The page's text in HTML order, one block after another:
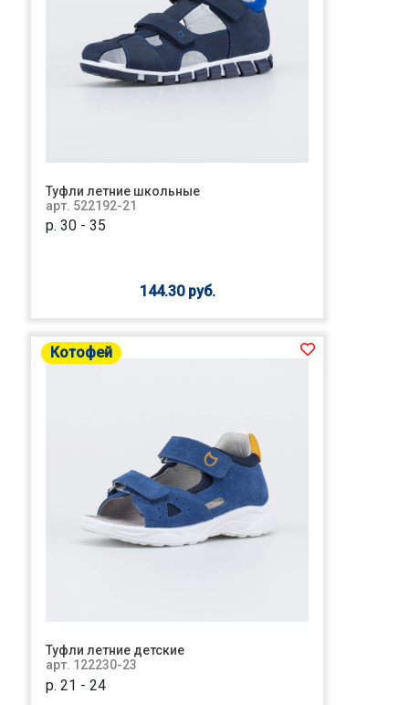
Туфли летние школьные
арт. 522192-21
р. 30 - 35
144.30 руб.
Котофей
Туфли летние детские
арт. 122230-23
р. 21 - 24